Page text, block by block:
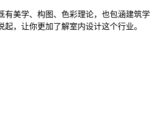
美学、构图、色彩理论，也包涵建筑
，让你更加了解室内设计这个行业。